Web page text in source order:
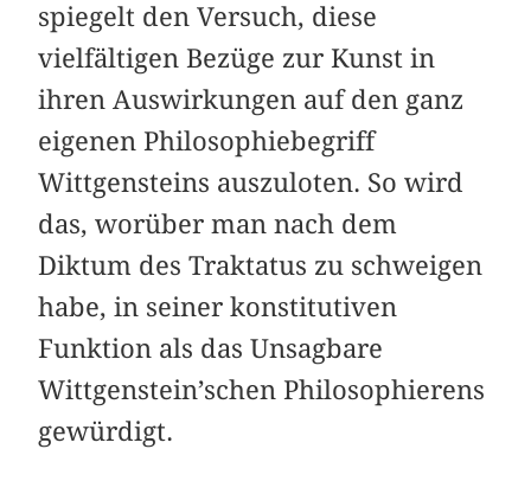
spiegelt den Versuch, diese
vielfältigen Bezüge zur Kunst in
ihren Auswirkungen auf den ganz
eigenen Philosophiebegriff
Wittgensteins auszuloten. So wird
das, worüber man nach dem
Diktum des Traktatus zu schweigen
habe, in seiner konstitutiven
Funktion als das Unsagbare
Wittgenstein’schen Philosophierens
gewürdigt.